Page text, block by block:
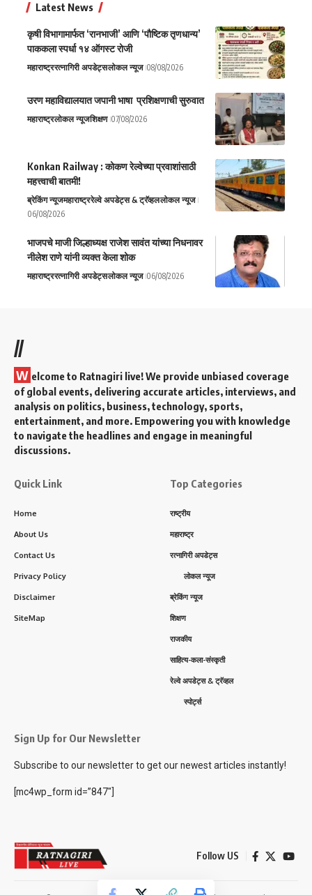
Latest News
कृषी विभागामार्फत ‘रानभाजी’ आणि ‘पौष्टिक तृणधान्य’
पाककला स्पर्धा १४ ऑगस्ट रोजी
महाराष्ट्ररत्नागिरी अपडेट्सलोकल न्यूज 08/08/2026
उरण महाविद्यालयात जपानी भाषा प्रशिक्षणाची सुरुवात
महाराष्ट्रलोकल न्यूजशिक्षण 07/08/2026
Konkan Railway : कोकण रेल्वेच्या प्रवाशांसाठी
महत्त्वाची बातमी!
ब्रेकिंग न्यूजमहाराष्ट्ररेल्वे अपडेट्स & ट्रॅव्हललोकल न्यूज
06/08/2026
भाजपचे माजी जिल्हाध्यक्ष राजेश सावंत यांच्या निधनावर
नीलेश राणे यांनी व्यक्त केला शोक
महाराष्ट्ररत्नागिरी अपडेट्सलोकल न्यूज 06/08/2026
//
W elcome to Ratnagiri live! We provide unbiased coverage
of global events, delivering accurate articles, interviews, and
analysis on politics, business, technology, sports,
entertainment, and more. Empowering you with knowledge
to navigate the headlines and engage in meaningful
discussions.
Quick Link
Home
About Us
Contact Us
Privacy Policy
Disclaimer
SiteMap
Top Categories
राष्ट्रीय
महाराष्ट्र
रत्नागिरी अपडेट्स
लोकल न्यूज
ब्रेकिंग न्यूज
शिक्षण
राजकीय
साहित्य-कला-संस्कृती
रेल्वे अपडेट्स & ट्रॅव्हल
स्पोर्ट्स
Sign Up for Our Newsletter
Subscribe to our newsletter to get our newest articles instantly!
[mc4wp_form id=”847″]
Follow US